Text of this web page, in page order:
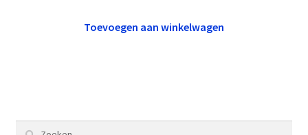
Toevoegen aan winkelwagen
Zoeken